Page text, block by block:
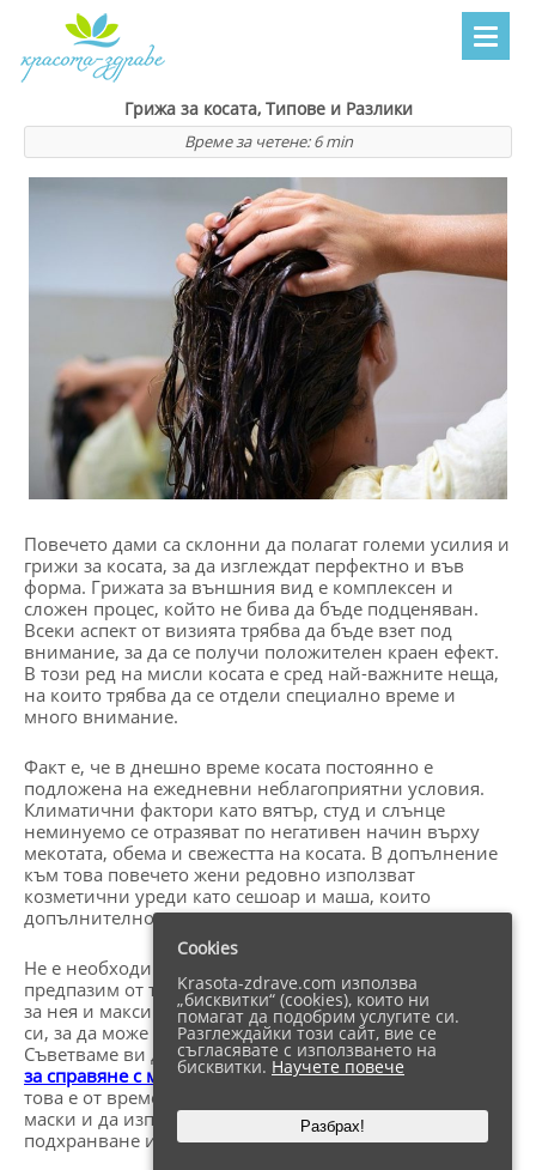
Грижа за косата, Типове и Разлики
Време за четене:6 min
Повечето дами са склонни да полагат големи усилия и
грижи за косата, за да изглеждат перфектно и във
форма. Грижата за външния вид е комплексен и
сложен процес, който не бива да бъде подценяван.
Всеки аспект от визията трябва да бъде взет под
внимание, за да се получи положителен краен ефект.
В този ред на мисли косата е сред най-важните неща,
на които трябва да се отдели специално време и
много внимание.
Факт е, че в днешно време косата постоянно е
подложена на ежедневни неблагоприятни условия.
Климатични фактори като вятър, студ и слънце
неминуемо се отразяват по негативен начин върху
мекотата, обема и свежестта на косата. В допълнение
към това повечето жени редовно използват
козметични уреди като сешоар и маша, които
допълнително вредят на косъма.
Не е необходимо да се опитваме на всяка цена да се
предпазим от тези фактори, но е важно за де грижим
за нея и максимално да заздравим и подсилим косата
си, за да може тя да остане в перфектна форма.
Съветваме ви да се запознаете дори сняколко трика
за справяне с мръсната коса. Най-добрият начин за
това е от време на време да се правят специални
маски и да използват натурални продукти за
подхранване и хидратация катоHair Perfecta.
Cookies
Krasota-zdrave.com използва
„бисквитки“ (cookies), които ни
помагат да подобрим услугите си.
Разглеждайки този сайт, вие се
съгласявате с използването на
бисквитки. Научете повече
Разбрах!